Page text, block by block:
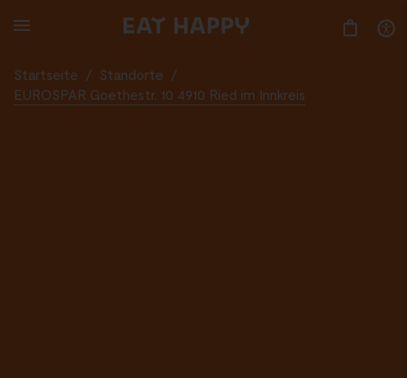
TO
Startseite / Standorte
/
EUROSPAR Goethestr. 10 4910 Ried im Innkreis